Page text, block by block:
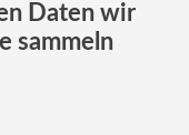
Daten wir
sammeln